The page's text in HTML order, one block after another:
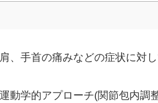
、手首の痛みなどの症状に対し
動学的アプローチ(関節包内調